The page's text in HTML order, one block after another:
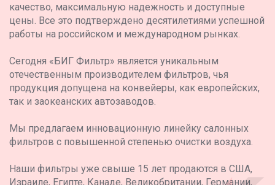
качество, максимальную надежность и доступные
цены. Все это подтверждено десятилетиями успешной
работы на российском и международном рынках.
Сегодня «БИГ Фильтр» является уникальным
отечественным производителем фильтров, чья
продукция допущена на конвейеры, как европейских,
так и заокеанских автозаводов.
Мы предлагаем инновационную линейку салонных
фильтров с повышенной степенью очистки воздуха.
Наши фильтры уже свыше 15 лет продаются в США,
Израиле, Египте, Канаде, Великобритании, Германии,